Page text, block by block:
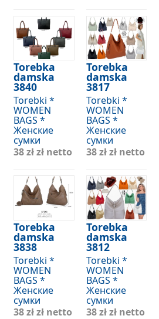
Torebka
damska
3840
Torebki *
WOMEN
BAGS *
Женские
сумки
38 złzł netto
Torebka
damska
3838
Torebki *
WOMEN
BAGS *
Женские
сумки
38 złzł netto
Torebka
damska
3817
Torebki *
WOMEN
BAGS *
Женские
сумки
38 złzł netto
Torebka
damska
3812
Torebki *
WOMEN
BAGS *
Женские
сумки
38 złzł netto